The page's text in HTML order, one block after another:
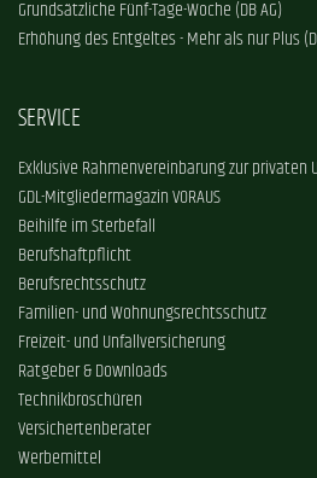
Grundsätzliche Fünf-Tage-Woche (DB AG)
Erhöhung des Entgeltes - Mehr als nur Plus
SERVICE
Exklusive Rahmenvereinbarung zur privaten
GDL-Mitgliedermagazin VORAUS
Beihilfe im Sterbefall
Berufshaftpflicht
Berufsrechtsschutz
Familien- und Wohnungsrechtsschutz
Freizeit- und Unfallversicherung
Ratgeber & Downloads
Technikbroschüren
Versichertenberater
Werbemittel